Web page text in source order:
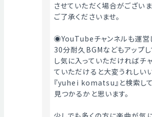
させていただく場合がございま
ご了承くださいませ。
◉YouTubeチャンネルも運営
30分耐久BGMなどもアップし
し気に入っていただければチ
ていただけると大変うれしいい
『yuhei komatsu』と検索し
見つかるかと思います。